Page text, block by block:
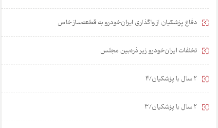
شکست مرکز مبادله از دلالان
دفاع پزشکیان از واگذاری ایران‌خودرو به قطعه‌ساز خاص
تخلفات ایران‌خودرو زیر ذره‌بین مجلس
2 سال با پزشکیان/4
2 سال با پزشکیان/3